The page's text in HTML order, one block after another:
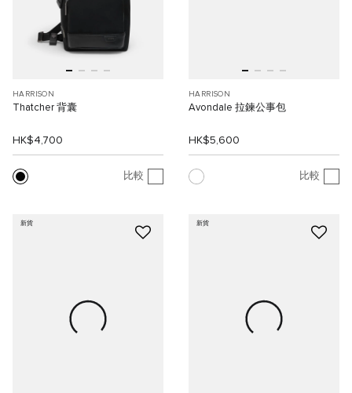
HARRISON
Thatcher 背囊
HK$4,700
比較
HARRISON
Avondale 拉鍊公事包
HK$5,600
比較
新貨 新貨